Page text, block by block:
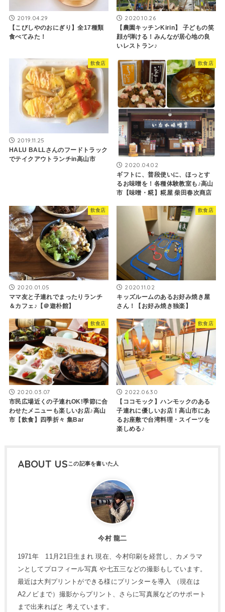
2019.04.29
【こびしやのおにぎり】全17種類
食べてみた！
2020.10.26
【農園キッチンKirin】 子どもの笑
顔が弾ける！みんなが居心地の良
いレストラン♪
飲食店
2019.11.25
HALU BALLさんのフードトラック
でテイクアウトランチin高山市
飲食店
2020.04.02
ギフトに、普段使いに、ほっとす
るお味噌を！各種体験教室も♪高山
市【味噌・糀】糀屋 柴田春次商店
飲食店
2020.01.05
ママ友と子連れでまったりランチ
＆カフェ♪【＠遊朴館】
飲食店
2020.11.02
キッズルームのあるお好み焼き屋
さん！【お好み焼き独楽】
飲食店
2020.03.07
市民広場近くの子連れOK!季節に合
わせたメニューも楽しいお店♪高山
市【飲食】四季折々 集Bar
飲食店
2022.06.30
【ココモック】ハンモックのある
子連れに優しいお店！高山市にあ
るお座敷で台湾料理・スイーツを
楽しめる♪
ABOUT US
今村 龍二
1971年 11月21日生まれ 現在、今村印刷を経営し、カメラマ
ンとしてプロフィール写真 や七五三などの撮影もしています。
最近は大判プリントができる様にプリンターを導入 （現在は
A2ノビまで）撮影からプリント、さらに写真展などのサポート
まで出来ればと 考えています。